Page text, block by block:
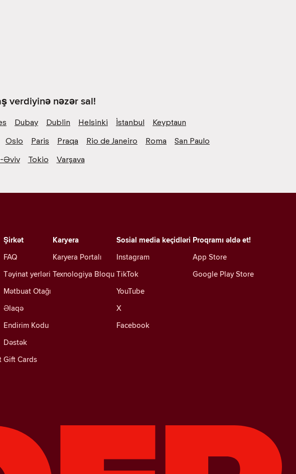
verdiyinə nəzər sal!
Dubay Dublin Helsinki İstanbul
Keyptaun
Oslo Paris Praqa Rio de Janeiro Roma
San Paulo
Əviv Tokio Varşava
Sosial media keçidləri
Instagram
TikTok
YouTube
X
Facebook
Karyera
Karyera Portalı
Texnologiya Bloqu
Şirkət
FAQ
Təyinat yerləri
Mətbuat Otağı
Əlaqə
Endirim Kodu
Dəstək
Gift Cards
Proqramı əldə et!
App Store
Google Play Store